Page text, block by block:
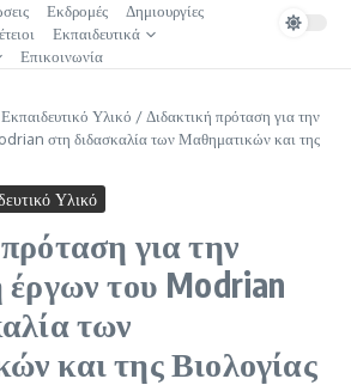
Εκδρομές
Δημιουργίες
Εκπαιδευτικά
Επικοινωνία
Εκπαιδευτικό Υλικό / Διδακτική πρόταση για την
στη διδασκαλία των Μαθηματικών και της
Υλικό
για την
έργων του Modrian
των
και της Βιολογίας